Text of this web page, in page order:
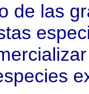
de las